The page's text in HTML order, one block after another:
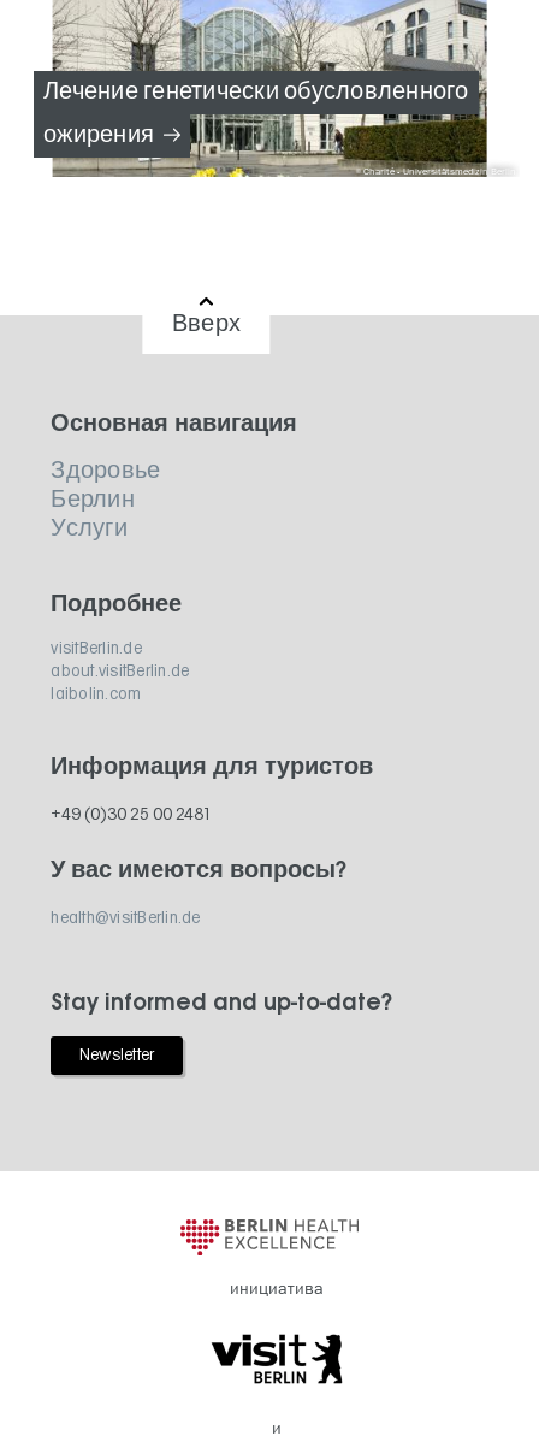
Charité - Universitätsmedizin Berlin
Лечение генетически обусловленного
ожирения
Вверх
Основная навигация
Здоровье
Берлин
Услуги
Подробнее
visitBerlin.de
about.visitBerlin.de
laibolin.com
Информация для туристов
+49 (0)30 25 00 2481
У вас имеются вопросы?
health@visitBerlin.de
Stay informed and up-to-date?
Newsletter
инициатива
и